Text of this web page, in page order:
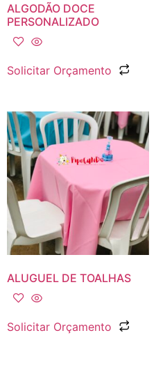
ALGODÃO DOCE
PERSONALIZADO
Solicitar Orçamento
ALUGUEL DE TOALHAS
Solicitar Orçamento